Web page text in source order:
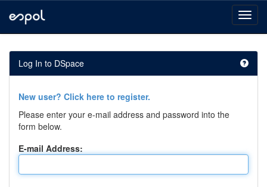
navigation
Log In to DSpace
New user? Click here to register.
Please enter your e-mail address and password into the
form below.
E-mail Address: